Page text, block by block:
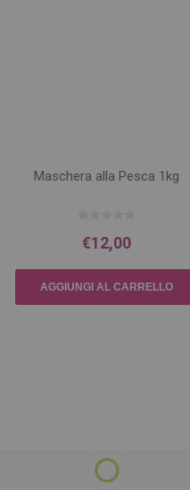
Maschera alla Pesca 1kg
€12,00